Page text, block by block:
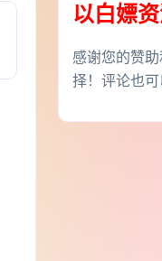
以白嫖
感谢您的赞
择！评论也可